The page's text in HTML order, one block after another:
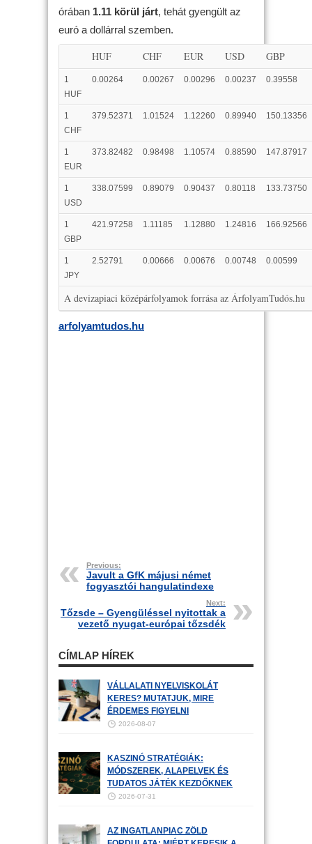
órában 1.11 körül járt, tehát gyengült az
euró a dollárral szemben.
HUF CHF EUR USD GBP
1
HUF
0.00264 0.00267 0.00296 0.00237 0.39558
1
CHF
379.52371 1.01524 1.12260 0.89940 150.13356
1
EUR
373.82482 0.98498 1.10574 0.88590 147.87917
1
USD
338.07599 0.89079 0.90437 0.80118 133.73750
1
GBP
421.97258 1.11185 1.12880 1.24816 166.92566
1
JPY
2.52791 0.00666 0.00676 0.00748 0.00599
A devizapiaci középárfolyamok forrása az ÁrfolyamTudós.hu
arfolyamtudos.hu
Previous:
Javult a GfK májusi német
fogyasztói hangulatindexe
Next:
Tőzsde – Gyengüléssel nyitottak a
vezető nyugat-európai tőzsdék
CÍMLAP HÍREK
VÁLLALATI NYELVISKOLÁT
KERES? MUTATJUK, MIRE
ÉRDEMES FIGYELNI
2026-08-07
KASZINÓ STRATÉGIÁK:
MÓDSZEREK, ALAPELVEK ÉS
TUDATOS JÁTÉK KEZDŐKNEK
2026-07-31
AZ INGATLANPIAC ZÖLD